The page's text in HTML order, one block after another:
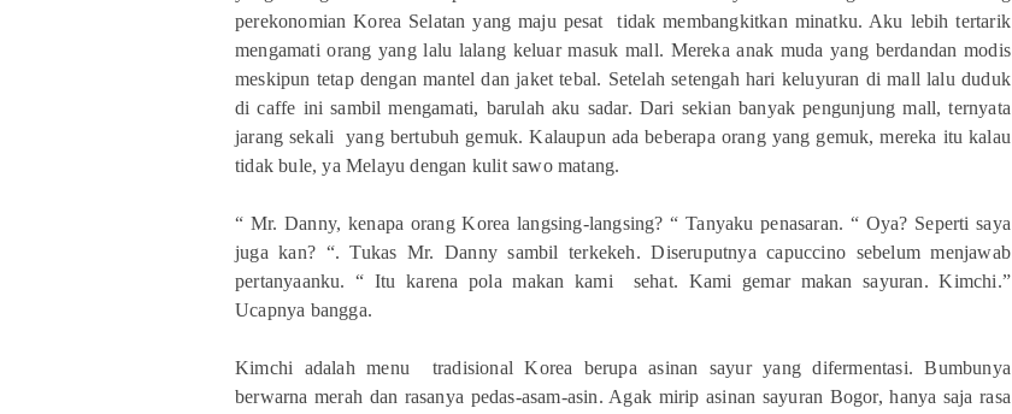
perekonomian Korea Selatan yang maju pesat tidak membangkitkan minatku. Aku lebih tertarik
mengamati orang yang lalu lalang keluar masuk mall. Mereka anak muda yang berdandan modis
meskipun tetap dengan mantel dan jaket tebal. Setelah setengah hari keluyuran di mall lalu duduk
di caffe ini sambil mengamati, barulah aku sadar. Dari sekian banyak pengunjung mall, ternyata
jarang sekali yang bertubuh gemuk. Kalaupun ada beberapa orang yang gemuk, mereka itu kalau
tidak bule, ya Melayu dengan kulit sawo matang.
“ Mr. Danny, kenapa orang Korea langsing-langsing? “ Tanyaku penasaran. “ Oya? Seperti saya
juga kan? “. Tukas Mr. Danny sambil terkekeh. Diseruputnya capuccino sebelum menjawab
pertanyaanku. “ Itu karena pola makan kami sehat. Kami gemar makan sayuran. Kimchi.”
Ucapnya bangga.
Kimchi adalah menu tradisional Korea berupa asinan sayur yang difermentasi. Bumbunya
berwarna merah dan rasanya pedas-asam-asin. Agak mirip asinan sayuran Bogor, hanya saja rasa